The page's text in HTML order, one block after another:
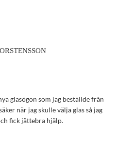
glasögon som jag beställde från
när jag skulle välja glas så jag
fick jättebra hjälp.